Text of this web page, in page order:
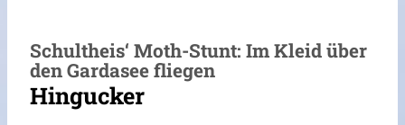
Schultheis‘ Moth-Stunt: Im Kleid über
den Gardasee fliegen
Hingucker